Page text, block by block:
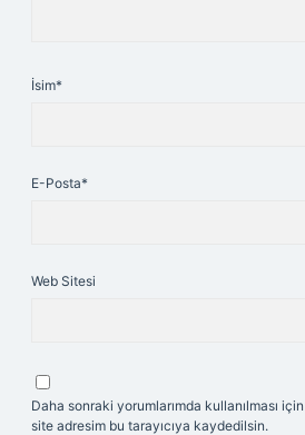
İsim*
E-Posta*
Web Sitesi
Daha sonraki yorumlarımda kullanılması
site adresim bu tarayıcıya kaydedilsin.